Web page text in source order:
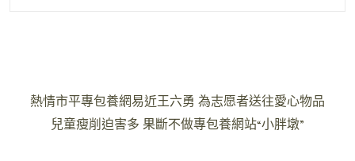
熱情市平專包養網易近王六勇 為志愿者送往愛心物品
兒童瘦削迫害多 果斷不做專包養網站“小胖墩”